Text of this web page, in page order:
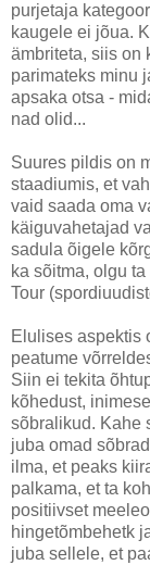
purjetaja
kaugele ei jõua.
ämbriteta, siis on
parimateks minu
apsaka otsa -
nad olid...
Suures pildis on
staadiumis, et
vaid saada oma
käiguvahetajad
sadula õigele
ka sõitma, olgu
Tour
Elulises aspektis
peatume
Siin ei tekita
kõhedust,
sõbralikud. Kahe
juba omad
ilma, et peaks
palkama, et ta
positiivset
hingetõmbehetk
juba sellele, et